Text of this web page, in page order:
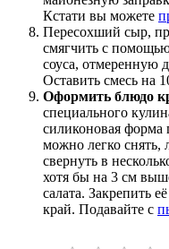
Кстати вы можете
Пересохший сыр,
смягчить с
соуса, отмеренную
Оставить смесь на
Оформить блюдо
специального
силиконовая форма
можно легко снять,
свернуть в
хотя бы на 3 см
салата. Закрепить
край. Подавайте с